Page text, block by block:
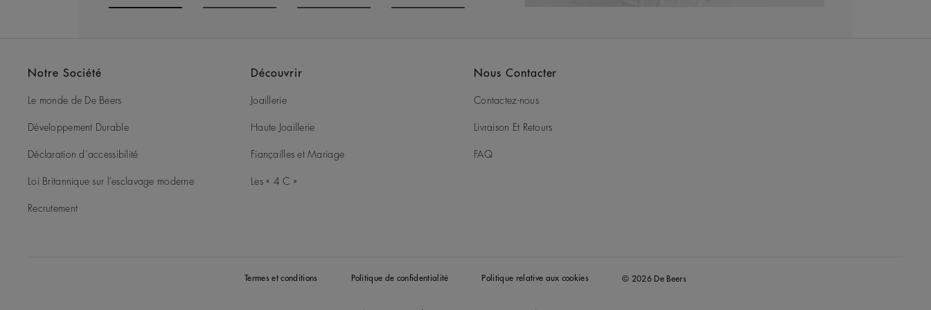
Go to slide 1
Notre Société
Le monde de De Beers
Développement Durable
Déclaration d’accessibilité
Loi Britannique sur l'esclavage moderne
Recrutement
Découvrir
Joaillerie
Haute Joaillerie
Fiançailles et Mariage
Les « 4 C »
Nous Contacter
Contactez-nous
Livraison Et Retours
FAQ
Termes et conditions Politique de confidentialité Politique relative aux cookies © 2026 De Beers